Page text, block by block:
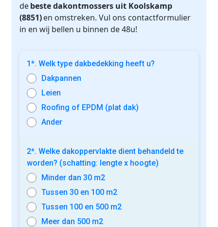
debeste dakontmossers uit Koolskamp
(8851)en omstreken. Vul ons contactformulier
in en wij bellen u binnen de 48u!
1*. Welk type dakbedekking heeft u?
Dakpannen
Leien
Roofing of EPDM (plat dak)
Ander
2*. Welke dakoppervlakte dient behandeld te
worden? (schatting: lengte x hoogte)
Minder dan 30 m2
Tussen 30 en 100 m2
Tussen 100 en 500 m2
Meer dan 500 m2